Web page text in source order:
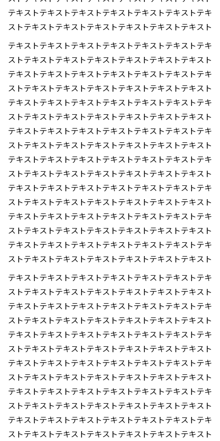
テキストテキストテキストテキストテキストテキストテキ
ストテキストテキストテキストテキストテキストテキスト
テキストテキストテキストテキストテキストテキストテキ
ストテキストテキストテキストテキストテキストテキスト
テキストテキストテキストテキストテキストテキストテキ
ストテキストテキストテキストテキストテキストテキスト
テキストテキストテキストテキストテキストテキストテキ
ストテキストテキストテキストテキストテキストテキスト
テキストテキストテキストテキストテキストテキストテキ
ストテキストテキストテキストテキストテキストテキスト
テキストテキストテキストテキストテキストテキストテキ
ストテキストテキストテキストテキストテキストテキスト
テキストテキストテキストテキストテキストテキストテキ
ストテキストテキストテキストテキストテキストテキスト
テキストテキストテキストテキストテキストテキストテキ
ストテキストテキストテキストテキストテキストテキスト
テキストテキストテキストテキストテキストテキストテキ
ストテキストテキストテキストテキストテキストテキスト
テキストテキストテキストテキストテキストテキストテキ
ストテキストテキストテキストテキストテキストテキスト
テキストテキストテキストテキストテキストテキストテキ
ストテキストテキストテキストテキストテキストテキスト
テキストテキストテキストテキストテキストテキストテキ
ストテキストテキストテキストテキストテキストテキスト
テキストテキストテキストテキストテキストテキストテキ
ストテキストテキストテキストテキストテキストテキスト
テキストテキストテキストテキストテキストテキストテキ
ストテキストテキストテキストテキストテキストテキスト
テキストテキストテキストテキストテキストテキストテキ
ストテキストテキストテキストテキストテキストテキスト